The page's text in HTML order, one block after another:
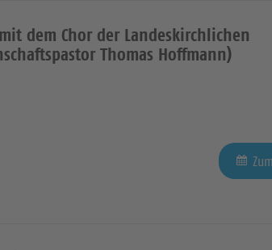
dem Chor der Landeskirchlichen
Thomas Hoffmann)